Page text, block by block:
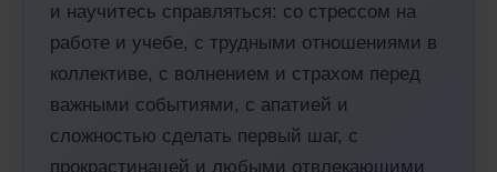
и научитесь справляться: со стрессом на
работе и учебе, с трудными отношениями в
коллективе, с волнением и страхом перед
важными событиями, с апатией и
сложностью сделать первый шаг, с
прокрастинацей и любыми отвлекающими